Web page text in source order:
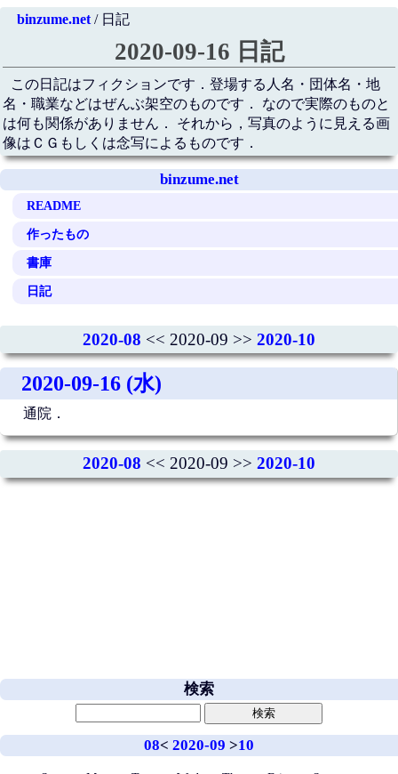
binzume.net/ 日記
2020-09-16 日記
この日記はフィクションです．登場する人名・団体名・地
名・職業などはぜんぶ架空のものです． なので実際のものと
は何も関係がありません． それから，写真のように見える画
像はＣＧもしくは念写によるものです．
binzume.net
README
作ったもの
書庫
日記
2020-08 << 2020-09 >> 2020-10
2020-09-16 (水)
通院．
2020-08 << 2020-09 >> 2020-10
検索
08< 2020-09 >10